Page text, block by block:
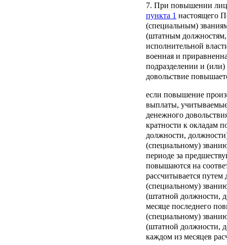
7. При повышении
пункта 1 настоящего
(специальным)
(штатным
исполнительной
военная и
подразделении и
довольствие
если повышение
выплаты,
денежного
кратности к окладам
должности,
(специальному)
периоде за
повышаются на
рассчитывается
(специальному)
(штатной должности,
месяце последнего
(специальному)
(штатной должности,
каждом из месяцев